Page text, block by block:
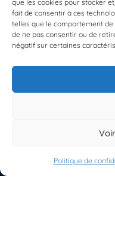
que les cookies pour stocker
fait de consentir à ces
telles que le comportement
de ne pas consentir ou de
négatif sur certaines
Politique de